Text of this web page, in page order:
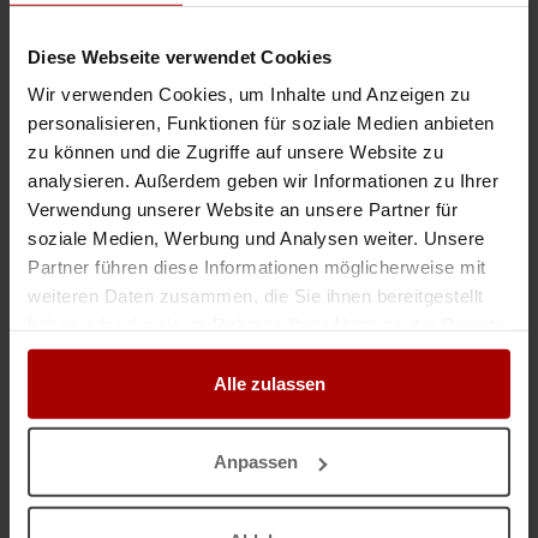
Diese Webseite verwendet Cookies
Wir verwenden Cookies, um Inhalte und Anzeigen zu
personalisieren, Funktionen für soziale Medien anbieten
zu können und die Zugriffe auf unsere Website zu
analysieren. Außerdem geben wir Informationen zu Ihrer
Verwendung unserer Website an unsere Partner für
soziale Medien, Werbung und Analysen weiter. Unsere
Partner führen diese Informationen möglicherweise mit
weiteren Daten zusammen, die Sie ihnen bereitgestellt
gesammelt haben.
Alle zulassen
Anpassen
neue Aufträge sowie langfristige Geschäftspartner in Deutschland. Unsere
Langfristige Partnerschaft im Maschinenbau: Werkstatt-Vorfertigung &
High-End-Schweißtechnik Kurzbeschreibung / Teaser: Qualitäts-
Industrieservice bietet freie Werkstattkapazitäten für den anspruchs ..
Gesuch in 74918, Angelbachtal 25.07.2026
Montagearbeiten für Unternehmen sowie Privatkunden an. Ich verfüge